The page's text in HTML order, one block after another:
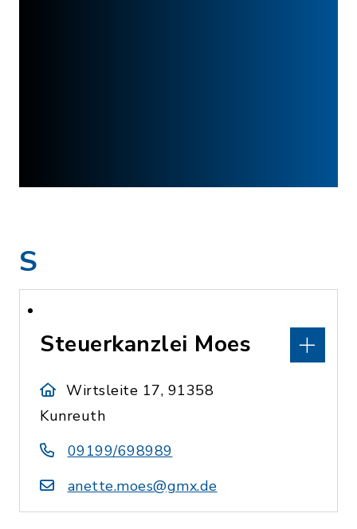
S
Steuerkanzlei Moes
Wirtsleite 17, 91358
Kunreuth
09199/698989
anette.moes@gmx.de